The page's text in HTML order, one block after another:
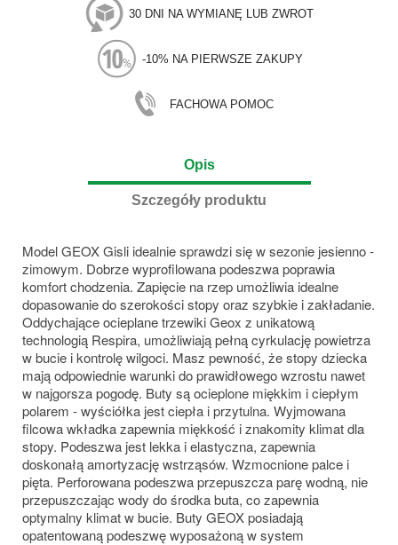
30 DNI NA WYMIANĘ LUB ZWROT
-10% NA PIERWSZE ZAKUPY
FACHOWA POMOC
Opis
Szczegóły produktu
Model GEOX Gisli idealnie sprawdzi się w sezonie jesienno -
zimowym. Dobrze wyprofilowana podeszwa poprawia
komfort chodzenia. Zapięcie na rzep umożliwia idealne
dopasowanie do szerokości stopy oraz szybkie i zakładanie.
Oddychające ocieplane trzewiki Geox z unikatową
technologią Respira, umożliwiają pełną cyrkulację powietrza
w bucie i kontrolę wilgoci. Masz pewność, że stopy dziecka
mają odpowiednie warunki do prawidłowego wzrostu nawet
w najgorsza pogodę. Buty są ocieplone miękkim i ciepłym
polarem - wyściółka jest ciepła i przytulna. Wyjmowana
filcowa wkładka zapewnia miękkość i znakomity klimat dla
stopy. Podeszwa jest lekka i elastyczna, zapewnia
doskonałą amortyzację wstrząsów. Wzmocnione palce i
pięta. Perforowana podeszwa przepuszcza parę wodną, nie
przepuszczając wody do środka buta, co zapewnia
optymalny klimat w bucie. Buty GEOX posiadają
opatentowaną podeszwę wyposażoną w system